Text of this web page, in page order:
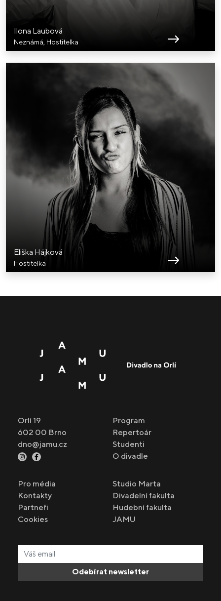
Ilona Laubová
Neznámá, Hostitelka
Eliška Hájková
Hostitelka
Orlí 19
602 00 Brno
dno@jamu.cz
Program
Repertoár
Studenti
O divadle
Pro média
Kontakty
Partneři
Cookies
Studio Marta
Divadelní fakulta
Hudební fakulta
JAMU